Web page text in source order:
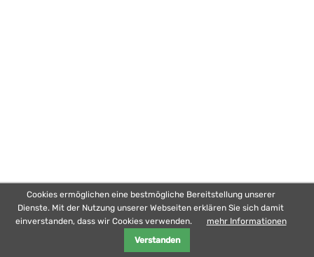
Startseite·Kontakt·Datenschutz ·Impressum
© 2026 „Pfiffikus” Förderverein für die Schulen in Himmelpforten und
Cookies ermöglichen eine bestmögliche Bereitstellung unserer
Dienste. Mit der Nutzung unserer Webseiten erklären Sie sich damit
einverstanden, dass wir Cookies verwenden.
mehr Informationen
Verstanden